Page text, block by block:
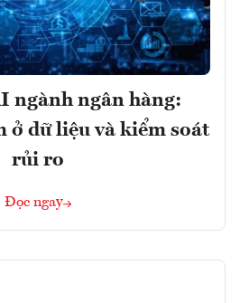
ngành ngân hàng:
ở dữ liệu và kiểm soát
rủi ro
Đọc ngay